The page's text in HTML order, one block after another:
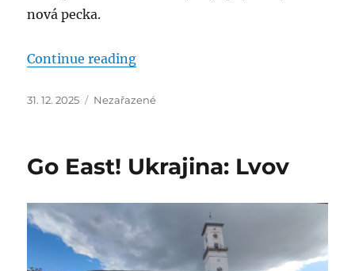
nová pecka.
Continue reading“Seriály”
Posted
31. 12. 2025 Categories
Nezařazené
Go East! Ukrajina: Lvov